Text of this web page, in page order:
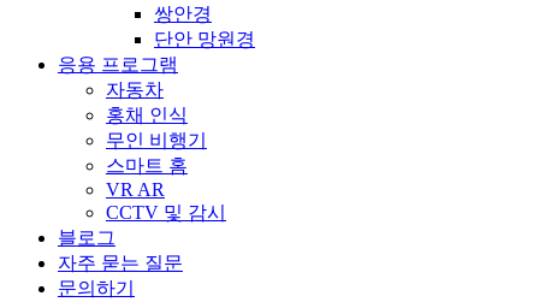
쌍안경
단안 망원경
응용 프로그램
자동차
홍채 인식
무인 비행기
스마트 홈
VR AR
CCTV 및 감시
블로그
자주 묻는 질문
문의하기